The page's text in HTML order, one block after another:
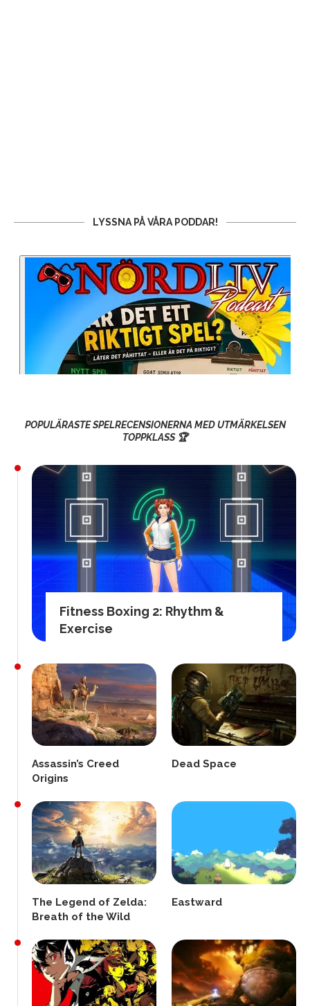
LYSSNA PÅ VÅRA PODDAR!
POPULÄRASTE SPELRECENSIONERNA MED UTMÄRKELSEN
TOPPKLASS 🏆
Fitness Boxing 2: Rhythm &
Exercise
Assassin’s Creed
Origins
Dead Space
The Legend of Zelda:
Breath of the Wild
Eastward